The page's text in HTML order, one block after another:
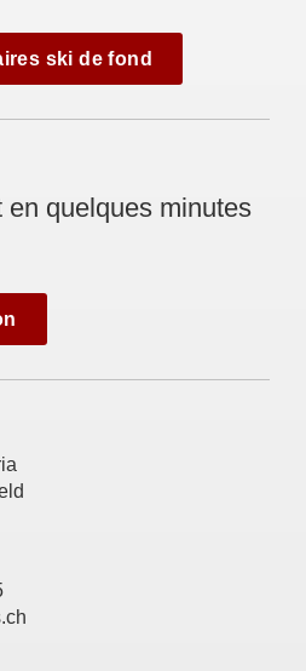
ski de fond
en quelques minutes